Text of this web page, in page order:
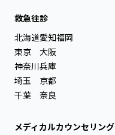
救急往診
北海道
東京
神奈川
埼玉
千葉
愛知
大阪
兵庫
京都
奈良
福岡
メディカルカウンセリング